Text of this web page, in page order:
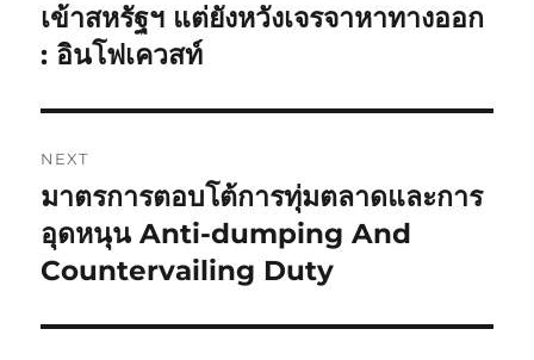
post:
เข้าสหรัฐฯ แต่ยังหวังเจรจาหาทางออก
: อินโฟเควสท์
NEXT
Next
post:
มาตรการตอบโต้การทุ่มตลาดและการ
อุดหนุน Anti-dumping And
Countervailing Duty